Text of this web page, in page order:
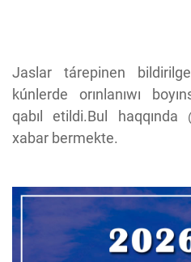
Jaslar tárepinen
kúnlerde orınlanıwı
qabıl etildi.Bul haqqında
xabar bermekte.